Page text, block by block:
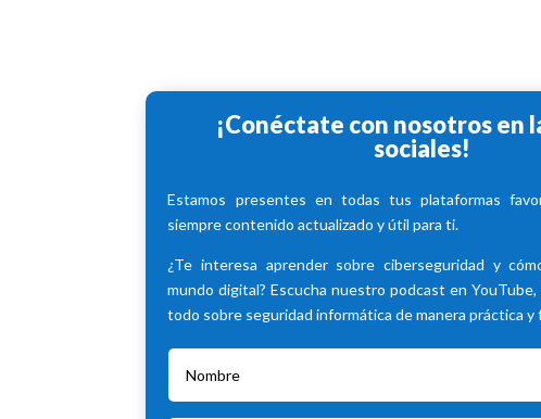
¡Conéctate con nosotros en
sociales!
Estamos presentes en todas tus plataformas
siempre contenido actualizado y útil para ti.
¿Te interesa aprender sobre ciberseguridad y
mundo digital? Escucha nuestro podcast en
todo sobre seguridad informática de manera práctica y